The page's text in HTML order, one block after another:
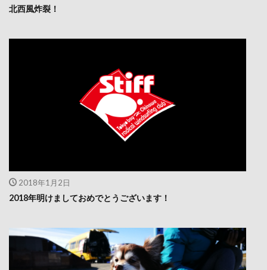
北西風炸裂！
2018年1月2日
2018年明けましておめでとうございます！